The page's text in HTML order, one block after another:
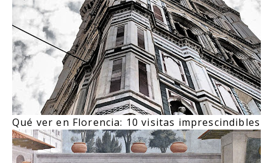
Qué ver en Florencia: 10 visitas imprescindibles